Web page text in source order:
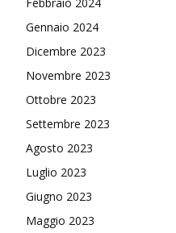
Gennaio 2024
Dicembre 2023
Novembre 2023
Ottobre 2023
Settembre 2023
Agosto 2023
Luglio 2023
Giugno 2023
Maggio 2023